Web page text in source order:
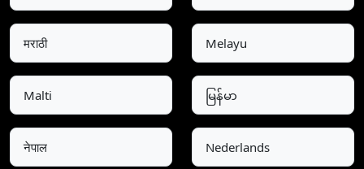
मराठी Melayu
Malti မြန်မာ
नेपाल Nederlands